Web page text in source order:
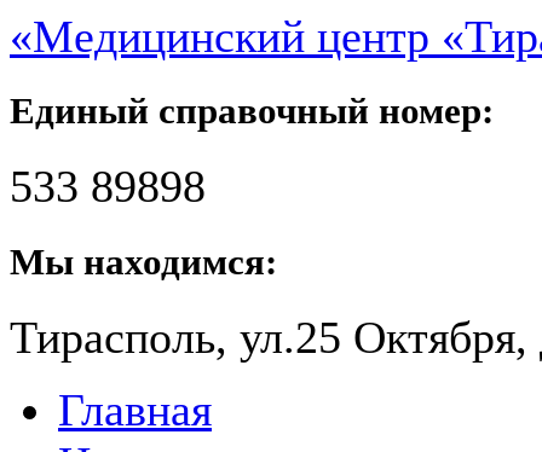
«Медицинский центр
Единый справочный номер:
533 89898
Мы находимся:
Тирасполь, ул.25 Октября,
Главная